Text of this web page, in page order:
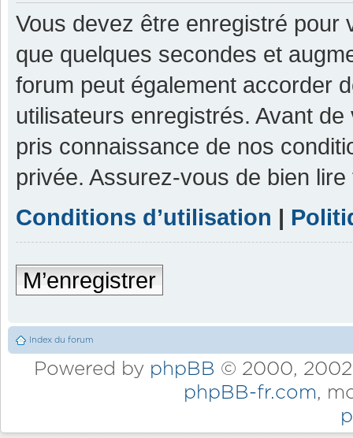
Vous devez être enregistré pour
que quelques secondes et
forum peut également accorder
utilisateurs enregistrés. Avant
pris connaissance de nos
privée. Assurez-vous de bien
Conditions d’utilisation |
M’enregistrer
Index du forum
Powered by phpBB © 2000,
phpBB-fr.com,